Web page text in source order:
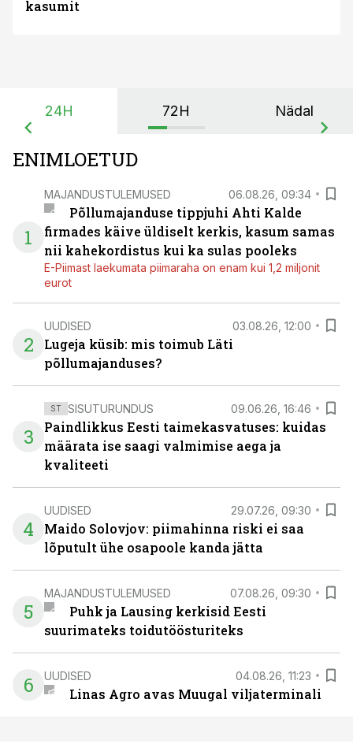
kasumit
24H 72H Nädal
ENIMLOETUD
1
MAJANDUSTULEMUSED 06.08.26, 09:34
Põllumajanduse tippjuhi Ahti Kalde
firmades käive üldiselt kerkis, kasum samas
nii kahekordistus kui ka sulas pooleks
E-Piimast laekumata piimaraha on enam kui 1,2 miljonit
eurot
2
UUDISED 03.08.26, 12:00
Lugeja küsib: mis toimub Läti
põllumajanduses?
3
ST SISUTURUNDUS 09.06.26, 16:46
Paindlikkus Eesti taimekasvatuses: kuidas
määrata ise saagi valmimise aega ja
kvaliteeti
4
UUDISED 29.07.26, 09:30
Maido Solovjov: piimahinna riski ei saa
lõputult ühe osapoole kanda jätta
5
MAJANDUSTULEMUSED 07.08.26, 09:30
Puhk ja Lausing kerkisid Eesti
suurimateks toidutöösturiteks
6 UUDISED 04.08.26, 11:23
Linas Agro avas Muugal viljaterminali